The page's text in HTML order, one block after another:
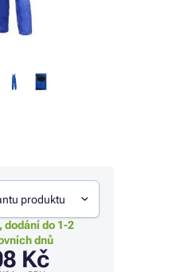
produktu
dodání do 1-2
dnů
Kč